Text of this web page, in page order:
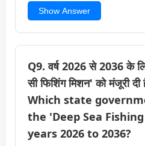
Show Answer
Q9. वर्ष 2026 से 2036 के
सी फिशिंग मिशन' को मंजूरी दी
Which state
the 'Deep Sea
years 2026 to 2036?